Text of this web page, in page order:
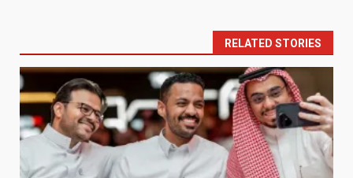
RELATED STORIES